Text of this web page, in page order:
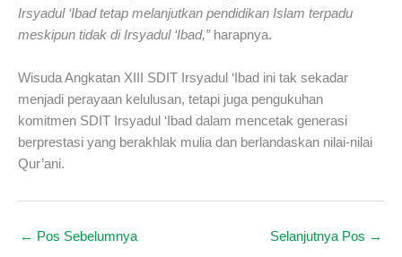
Irsyadul ‘Ibad tetap melanjutkan pendidikan Islam terpadu
meskipun tidak di Irsyadul ‘Ibad,”harapnya.
Wisuda Angkatan XIII SDIT Irsyadul ‘Ibad ini tak sekadar
menjadi perayaan kelulusan, tetapi juga pengukuhan
komitmen SDIT Irsyadul ‘Ibad dalam mencetak generasi
berprestasi yang berakhlak mulia dan berlandaskan nilai-nilai
Qur’ani.
← Pos Sebelumnya Selanjutnya Pos →